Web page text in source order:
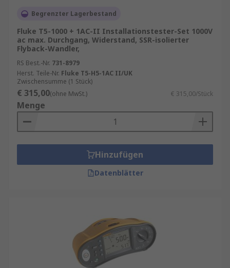
Begrenzter Lagerbestand
Fluke T5-1000 + 1AC-II Installationstester-Set 1000V
ac max. Durchgang, Widerstand, SSR-isolierter
Flyback-Wandler,
RS Best.-Nr. 731-8979
Herst. Teile-Nr. Fluke T5-H5-1AC II/UK
Zwischensumme (1 Stück)
€ 315,00(ohne MwSt.) € 315,00/Stück
Menge
Hinzufügen
Datenblätter